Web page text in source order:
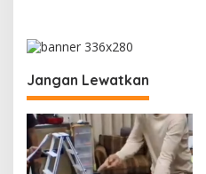
a
s
i
p
o
s
Jangan Lewatkan